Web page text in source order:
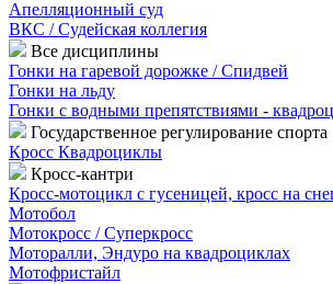
Апелляционный суд
ВКС / Судейская коллегия
Все дисциплины
Гонки на гаревой дорожке / Спидвей
Гонки на льду
Гонки с водными препятствиями -
Государственное регулирование спорта
Кросс Квадроциклы
Кросс-кантри
Кросс-мотоцикл с гусеницей, кросс на
Мотобол
Мотокросс / Суперкросс
Моторалли, Эндуро на квадроциклах
Мотофристайл